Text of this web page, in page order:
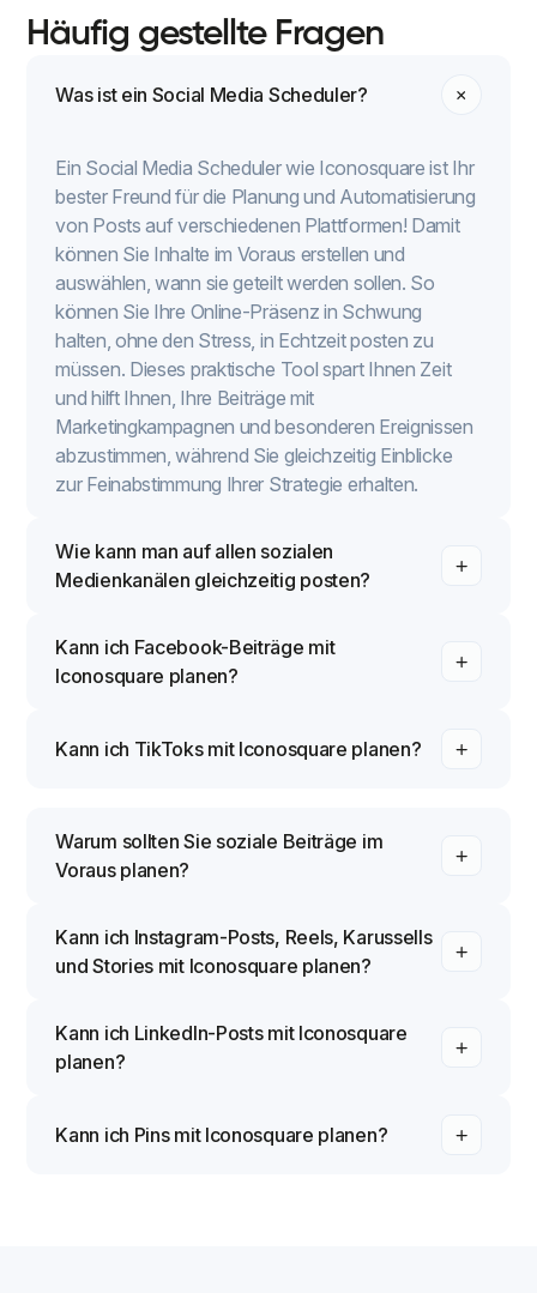
Häufig gestellte Fragen
Was ist ein Social Media Scheduler?
Ein Social Media Scheduler wie Iconosquare ist Ihr
bester Freund für die Planung und Automatisierung
von Posts auf verschiedenen Plattformen! Damit
können Sie Inhalte im Voraus erstellen und
auswählen, wann sie geteilt werden sollen. So
können Sie Ihre Online-Präsenz in Schwung
halten, ohne den Stress, in Echtzeit posten zu
müssen. Dieses praktische Tool spart Ihnen Zeit
und hilft Ihnen, Ihre Beiträge mit
Marketingkampagnen und besonderen Ereignissen
abzustimmen, während Sie gleichzeitig Einblicke
zur Feinabstimmung Ihrer Strategie erhalten.
Wie kann man auf allen sozialen
Medienkanälen gleichzeitig posten?
Kann ich Facebook-Beiträge mit
Iconosquare planen?
Kann ich TikToks mit Iconosquare planen?
Warum sollten Sie soziale Beiträge im
Voraus planen?
Kann ich Instagram-Posts, Reels, Karussells
und Stories mit Iconosquare planen?
Kann ich LinkedIn-Posts mit Iconosquare
planen?
Kann ich Pins mit Iconosquare planen?